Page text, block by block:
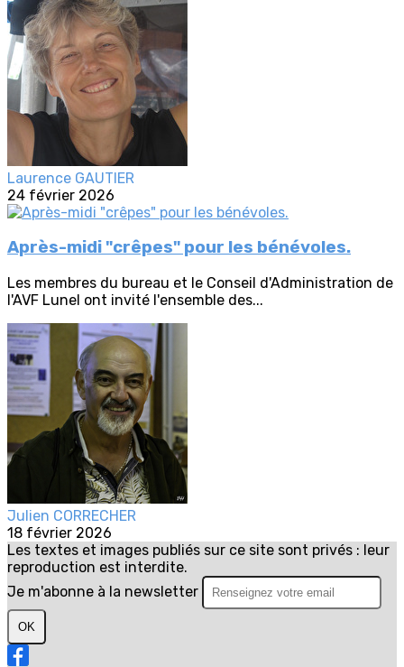
Laurence GAUTIER
24 février 2026
Après-midi "crêpes" pour les bénévoles.
Les membres du bureau et le Conseil d'Administration de
l'AVF Lunel ont invité l'ensemble des...
Julien CORRECHER
18 février 2026
Les textes et images publiés sur ce site sont privés : leur
reproduction est interdite.
Je m'abonne à la newsletter
OK